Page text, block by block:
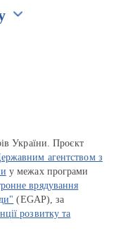
України. Проєкт
агентством з
у межах програми
врядування
(EGAP), за
розвитку та